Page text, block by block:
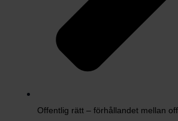
Offentlig rätt – förhållandet mellan